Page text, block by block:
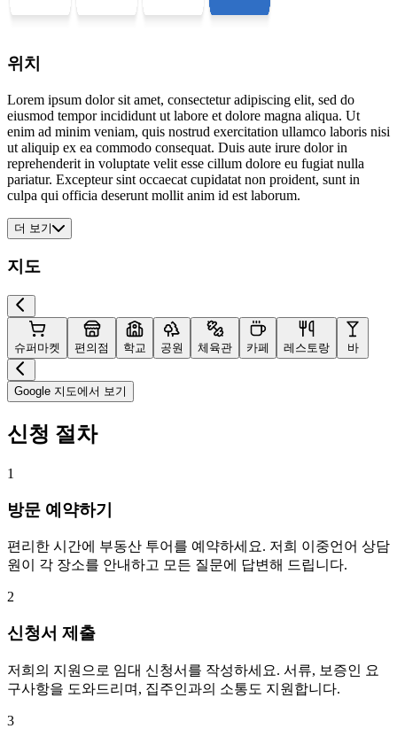
위치
Lorem ipsum dolor sit amet, consectetur adipiscing elit, sed do
eiusmod tempor incididunt ut labore et dolore magna aliqua. Ut
enim ad minim veniam, quis nostrud exercitation ullamco laboris nisi
ut aliquip ex ea commodo consequat. Duis aute irure dolor in
reprehenderit in voluptate velit esse cillum dolore eu fugiat nulla
pariatur. Excepteur sint occaecat cupidatat non proident, sunt in
culpa qui officia deserunt mollit anim id est laborum.
더 보기
지도
슈퍼마켓 편의점 학교 공원 체육관 카페 레스토랑 바
Google 지도에서 보기
신청 절차
1
방문 예약하기
편리한 시간에 부동산 투어를 예약하세요. 저희 이중언어 상담
원이 각 장소를 안내하고 모든 질문에 답변해 드립니다.
2
신청서 제출
저희의 지원으로 임대 신청서를 작성하세요. 서류, 보증인 요
구사항을 도와드리며, 집주인과의 소통도 지원합니다.
3